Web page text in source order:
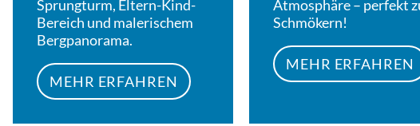
Sprungturm, Eltern-Kind-
Bereich und malerischem
Bergpanorama.
MEHR ERFAHREN
Atmosphäre – perfekt
Schmökern!
MEHR ERFAHREN